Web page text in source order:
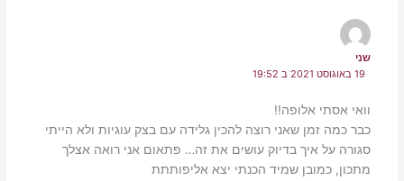
שני
19 באוגוסט 2021 ב 19:52
וואי אסתי אלופה!!
כבר כמה זמן שאני רוצה להכין גלידה עם בצק עוגיות ולא הייתי
סגורה על איך בדיוק עושים את זה… פתאום אני רואה אצלך
מתכון, כמובן שמיד הכנתי יצא אליפותתת